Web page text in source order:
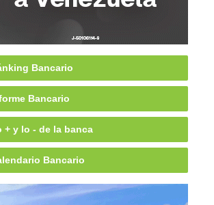
Bancario
Bancario
+ y lo - de la banca
Bancario